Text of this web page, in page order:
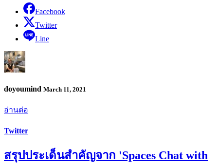
Facebook
Twitter
Line
doyoumind March 11, 2021
อ่านต่อ
Twitter
สรุปประเด็นสำคัญจาก 'Spaces Chat with